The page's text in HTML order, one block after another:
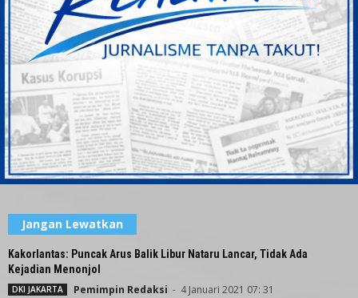
Jangan Lewatkan
Kakorlantas: Puncak Arus Balik Libur Nataru Lancar, Tidak Ada
Kejadian Menonjol
DKI JAKARTA Pemimpin Redaksi - 4 Januari 2021 07: 31